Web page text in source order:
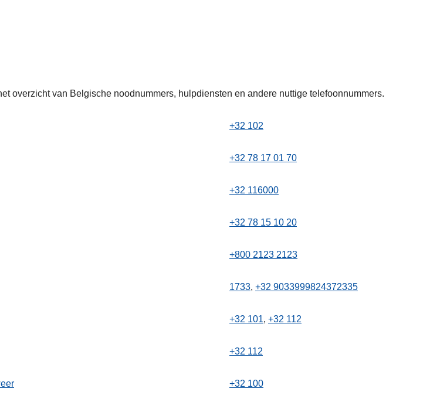
overzicht van Belgische noodnummers, hulpdiensten en andere nuttige telefoonnummers.
+32 102
+32 78 17 01 70
+32 116000
+32 78 15 10 20
+800 2123 2123
1733 +32 9033999824372335
+32 101 +32 112
+32 112
+32 100